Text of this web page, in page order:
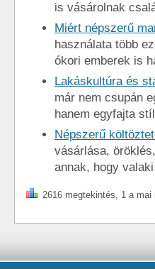
is vásárolnak
Miért népszerű
használata több
ókori emberek is
Lakáskultúra és
már nem csupán
hanem egyfajta
Népszerű
vásárlása,
annak, hogy
2616 megtekintés, 1 a mai